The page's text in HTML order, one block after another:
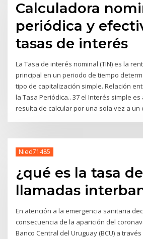
Calculadora
periódica y
tasas de interés
La Tasa de interés nominal (TIN) es la
principal en un periodo de tiempo
tipo de capitalización simple. Relación
la Tasa Periódica.. 37 el Interés simple
resulta de calcular por una sola vez a un
Nied71485
¿qué es la tasa de
llamadas
En atención a la emergencia sanitaria
consecuencia de la aparición del
Banco Central del Uruguay (BCU) a